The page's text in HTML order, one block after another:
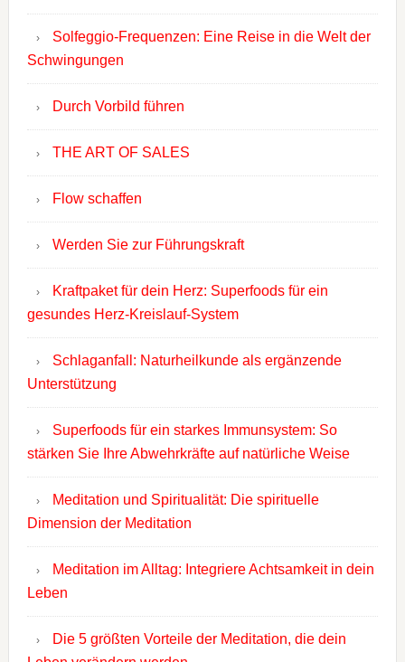
Solfeggio-Frequenzen: Eine Reise in die Welt der
Schwingungen
Durch Vorbild führen
THE ART OF SALES
Flow schaffen
Werden Sie zur Führungskraft
Kraftpaket für dein Herz: Superfoods für ein
gesundes Herz-Kreislauf-System
Schlaganfall: Naturheilkunde als ergänzende
Unterstützung
Superfoods für ein starkes Immunsystem: So
stärken Sie Ihre Abwehrkräfte auf natürliche Weise
Meditation und Spiritualität: Die spirituelle
Dimension der Meditation
Meditation im Alltag: Integriere Achtsamkeit in dein
Leben
Die 5 größten Vorteile der Meditation, die dein